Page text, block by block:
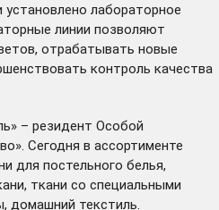
лабораторное
линии позволяют
отрабатывать новые
контроль качества
– резидент Особой
Сегодня в ассортименте
для постельного белья,
ткани со специальными
домашний текстиль.